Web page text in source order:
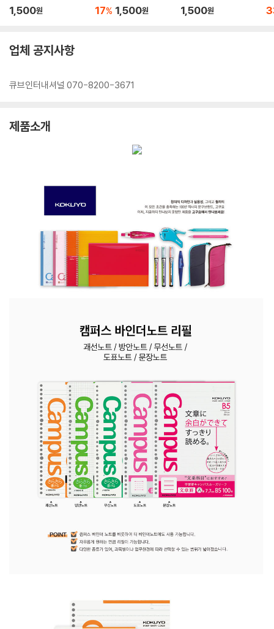
1,500원
m
17% 1,500원 1,500원
업체 공지사항
큐브인터내셔널 070-8200-3671
제품소개